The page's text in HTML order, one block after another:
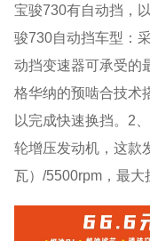
宝骏730有自动挡，
骏730自动挡车型：
动挡变速器可承受的
格华纳的预啮合技术
以完成快速换挡。2
轮增压发动机，这款
瓦）/5500rpm，最大